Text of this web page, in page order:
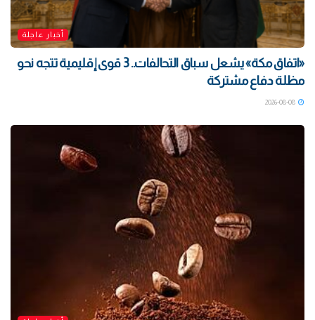
أخبار عاجلة
«اتفاق مكة» يشعل سباق التحالفات.. 3 قوى إقليمية تتجه نحو
مظلة دفاع مشتركة